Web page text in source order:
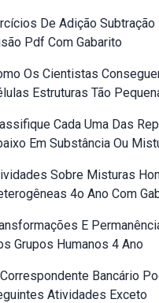
De Adição
Pdf Com Gabarito
Os Cientistas
Estruturas Tão
Cada Uma Das
Em Substância Ou
Sobre Misturas
4o Ano Com
E
Grupos Humanos 4 Ano
Bancário
Atividades Exceto